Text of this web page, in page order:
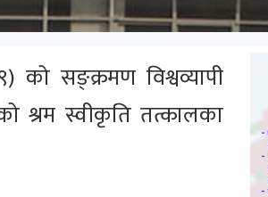
को सङ्क्रमण विश्वव्यापी
श्रम स्वीकृति तत्कालका